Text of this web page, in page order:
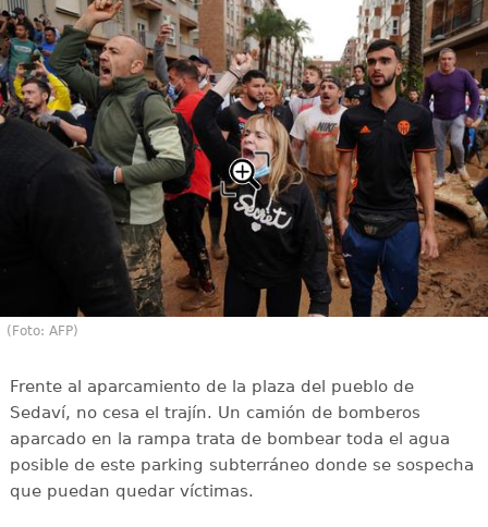
(Foto: AFP)
Frente al aparcamiento de la plaza del pueblo de
Sedaví, no cesa el trajín. Un camión de bomberos
aparcado en la rampa trata de bombear toda el agua
posible de este parking subterráneo donde se sospecha
que puedan quedar víctimas.